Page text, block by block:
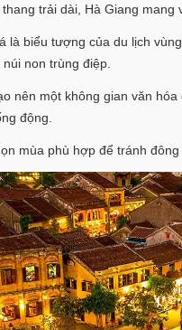
trải dài, Hà Giang mang
biểu tượng của du lịch
non trùng điệp.
nên một không gian văn
động.
mùa phù hợp để tránh